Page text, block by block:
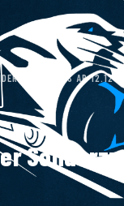
AB 12.12